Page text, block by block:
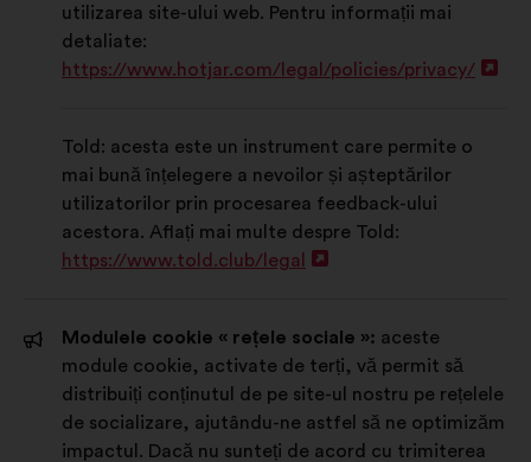
utilizarea site-ului web. Pentru informații mai
detaliate:
https://www.hotjar.com/legal/policies/privacy/
Told: acesta este un instrument care permite o
mai bună înțelegere a nevoilor și așteptărilor
utilizatorilor prin procesarea feedback-ului
acestora. Aflați mai multe despre Told:
https://www.told.club/legal
filă
nouă
Modulele cookie « rețele sociale »: aceste
module cookie, activate de terți, vă permit să
distribuiți conținutul de pe site-ul nostru pe rețelele
de socializare, ajutându-ne astfel să ne optimizăm
impactul. Dacă nu sunteți de acord cu trimiterea